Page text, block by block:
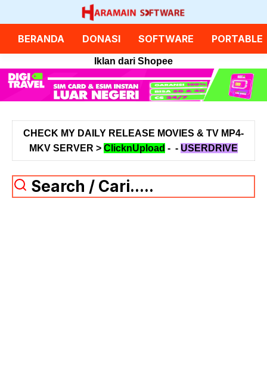
ke
BERANDA DONASI SOFTWARE PORTABLE
Iklan dari Shopee
CHECK MY DAILY RELEASE MOVIES & TV MP4-
MKV SERVER > ClicknUpload - - USERDRIVE
Search / Cari.....